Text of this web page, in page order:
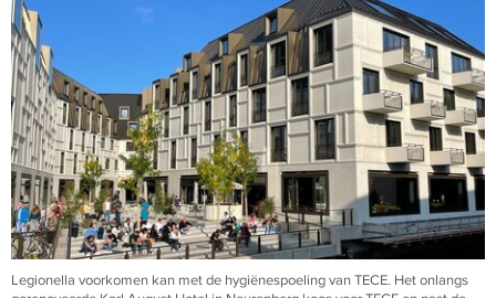
Legionella voorkomen kan met de hygiënespoeling van TECE. Het onlangs